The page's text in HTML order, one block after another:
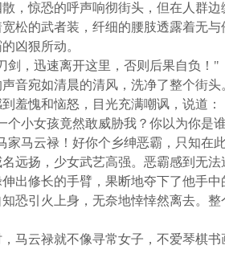
散，惊恐的呼声响彻街头，但在人群
松的武者装，纤细的腰肢透露着无
凶狠所动。
剑，迅速离开这里，否则后果自负！ "
音宛如清晨的清风，洗净了整个街
羞愧和恼怒，目光充满嘲讽，说道：
个小女孩竟然敢威胁我？你以为你是
家马云禄！好你个乡绅恶霸，只知在
远扬，少女武艺高强。恶霸感到无
出修长的手臂，果断地夺下了他手中
恐引火上身，无奈地悻悻然离去。
马云禄就不像寻常女子，不爱琴棋